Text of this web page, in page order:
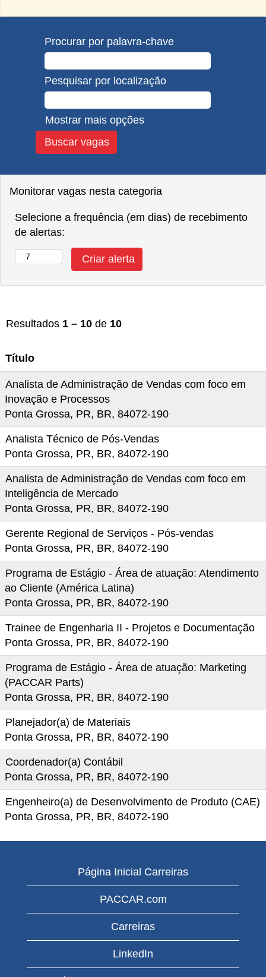
Procurar por palavra-chave
Pesquisar por localização
Mostrar mais opções
Monitorar vagas nesta categoria
Selecione a frequência (em dias) de recebimento
de alertas:
Resultados 1 – 10 de 10
Título
Analista de Administração de Vendas com foco em
Inovação e Processos
Ponta Grossa, PR, BR, 84072-190
Analista Técnico de Pós-Vendas
Ponta Grossa, PR, BR, 84072-190
Analista de Administração de Vendas com foco em
Inteligência de Mercado
Ponta Grossa, PR, BR, 84072-190
Gerente Regional de Serviços - Pós-vendas
Ponta Grossa, PR, BR, 84072-190
Programa de Estágio - Área de atuação: Atendimento
ao Cliente (América Latina)
Ponta Grossa, PR, BR, 84072-190
Trainee de Engenharia II - Projetos e Documentação
Ponta Grossa, PR, BR, 84072-190
Programa de Estágio - Área de atuação: Marketing
(PACCAR Parts)
Ponta Grossa, PR, BR, 84072-190
Planejador(a) de Materiais
Ponta Grossa, PR, BR, 84072-190
Coordenador(a) Contábil
Ponta Grossa, PR, BR, 84072-190
Engenheiro(a) de Desenvolvimento de Produto (CAE)
Ponta Grossa, PR, BR, 84072-190
Página Inicial Carreiras
PACCAR.com
Carreiras
LinkedIn